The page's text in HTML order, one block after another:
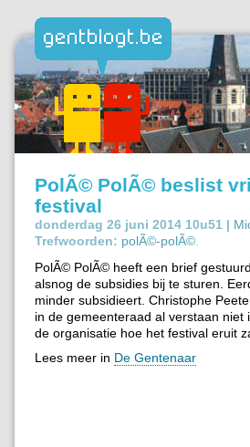
PolÃ© PolÃ© beslist
festival
donderdag 26 juni 2014 10u51 |
Trefwoorden: polÃ©-polÃ©
PolÃ© PolÃ© heeft een brief
alsnog de subsidies bij te sturen.
minder subsidieert. Christophe
in de gemeenteraad al verstaan
de organisatie hoe het festival eruit
Lees meer in De Gentenaar